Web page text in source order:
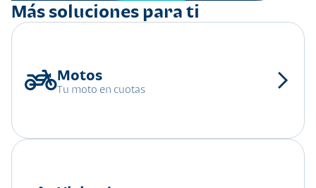
Más soluciones para ti
Tu moto en cuotas